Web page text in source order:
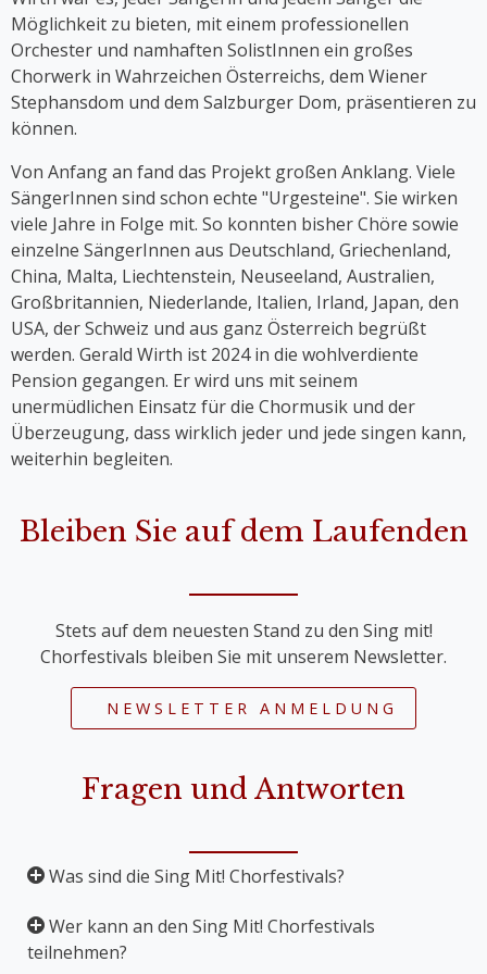
Germlish" auf Österreichs Bühnen. Seit 2017 ist
Cooper Teil der Gruppe "Viennese Ladies", deren
erstes Album 2023 erschien.
Möglichkeit zu bieten, mit einem professionellen
Orchester und namhaften SolistInnen ein großes
Chorwerk in Wahrzeichen Österreichs, dem Wiener
Stephansdom und dem Salzburger Dom, präsentieren zu
können.
Von Anfang an fand das Projekt großen Anklang. Viele
SängerInnen sind schon echte "Urgesteine". Sie wirken
viele Jahre in Folge mit. So konnten bisher Chöre sowie
einzelne SängerInnen aus Deutschland, Griechenland,
China, Malta, Liechtenstein, Neuseeland, Australien,
Großbritannien, Niederlande, Italien, Irland, Japan, den
USA, der Schweiz und aus ganz Österreich begrüßt
werden. Gerald Wirth ist 2024 in die wohlverdiente
Pension gegangen. Er wird uns mit seinem
unermüdlichen Einsatz für die Chormusik und der
Überzeugung, dass wirklich jeder und jede singen kann,
weiterhin begleiten.
Bleiben Sie auf dem Laufenden
Stets auf dem neuesten Stand zu den Sing mit!
Chorfestivals bleiben Sie mit unserem Newsletter.
NEWSLETTER ANMELDUNG
Fragen und Antworten
Was sind die Sing Mit! Chorfestivals?
Die Sing Mit! Chorfestivals sind Mitsingkonzerte,
bei denen große Werke für Chor und Orchester
Wer kann an den Sing Mit! Chorfestivals
teilnehmen?